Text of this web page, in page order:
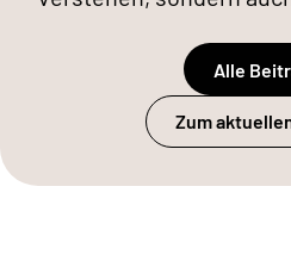
Alle
Zum